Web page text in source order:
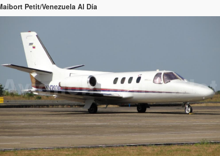
Petit/Venezuela Al Día